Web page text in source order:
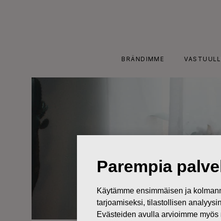
BRÄNDIMME
Parempia
Käytämme ensimmäisen ja
tarjoamiseksi, tilastollisen
Evästeiden avulla arvioimme